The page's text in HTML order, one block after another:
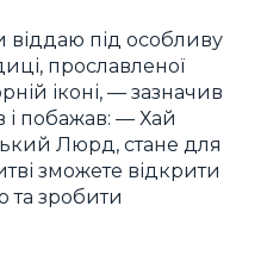
віддаю під особливу
прославленої
іконі, — зазначив
побажав: — Хай
Люрд, стане для
зможете відкрити
та зробити